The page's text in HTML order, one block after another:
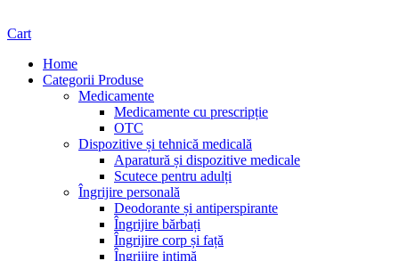
Cart
Home
Categorii Produse
Medicamente
Medicamente cu prescripție
OTC
Dispozitive și tehnică medicală
Aparatură și dispozitive medicale
Scutece pentru adulți
Îngrijire personală
Deodorante și antiperspirante
Îngrijire bărbați
Îngrijire corp și față
Îngrijire intimă